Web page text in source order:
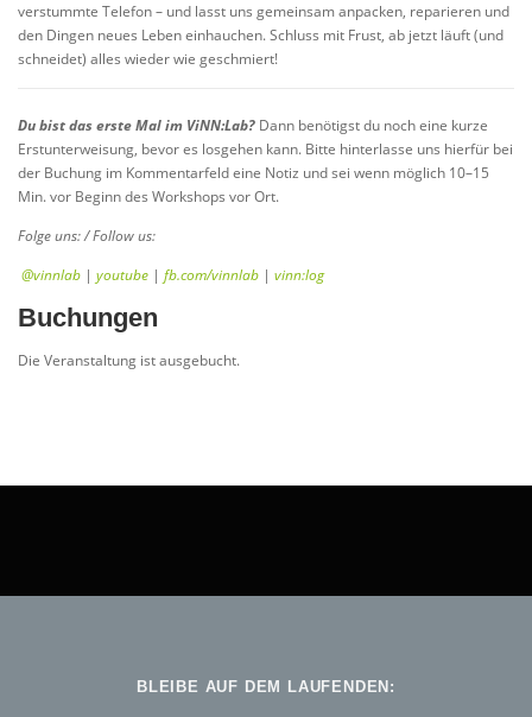
verstummte Telefon – und lasst uns gemeinsam anpacken, reparieren und
den Dingen neues Leben einhauchen. Schluss mit Frust, ab jetzt läuft (und
schneidet) alles wieder wie geschmiert!
Du bist das erste Mal im ViNN:Lab? Dann benötigst du noch eine kurze
Erstunterweisung, bevor es losgehen kann. Bitte hinterlasse uns hierfür bei
der Buchung im Kommentarfeld eine Notiz und sei wenn möglich 10–15
Min. vor Beginn des Workshops vor Ort.
Folge uns: / Follow us:
@vinnlab | youtube | fb.com/vinnlab | vinn:log
Buchungen
Die Veranstaltung ist ausgebucht.
BLEIBE AUF DEM LAUFENDEN: